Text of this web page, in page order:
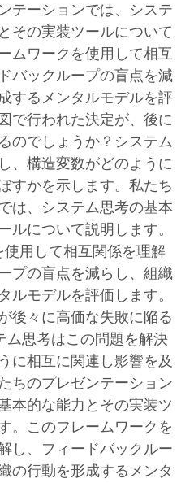
テーションでは、システ
その実装ツールについて
ムワークを使用して相互
バックループの盲点を減
するメンタルモデルを評
で行われた決定が、後に
のでしょうか？システム
、構造変数がどのように
すかを示します。私たち
は、システム思考の基本
ルについて説明します。
用して相互関係を理解
プの盲点を減らし、組織
ルモデルを評価します。
後々に高価な失敗に陥る
ム思考はこの問題を解決
に相互に関連し影響を及
ちのプレゼンテーション
本的な能力とその実装ツ
。このフレームワークを
し、フィードバックルー
の行動を形成するメンタ